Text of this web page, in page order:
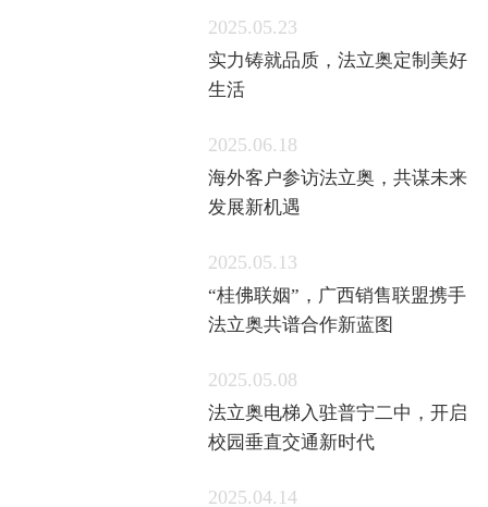
2025.05.23
实力铸就品质，法立奥定制美好
2025.06.18
海外客户参访法立奥，共谋未来
2025.05.13
“桂佛联姻”，广西销售联盟携手
2025.05.08
法立奥电梯入驻普宁二中，开启